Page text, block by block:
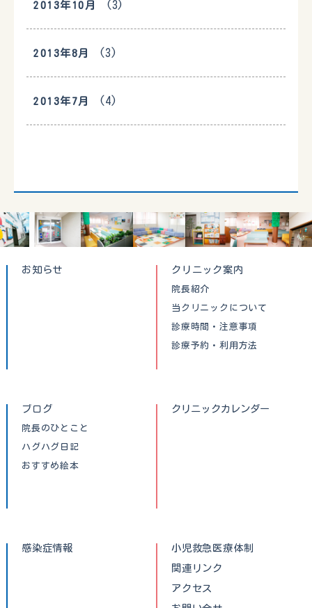
2013年10月 (3)
2013年8月 (3)
2013年7月 (4)
お知らせ クリニック案内
院長紹介
当クリニックについて
診療時間・注意事項
診療予約・利用方法
ブログ
院長のひとこと
ハグハグ日記
おすすめ絵本
クリニックカレンダー
感染症情報
小児救急医療体制
関連リンク
アクセス